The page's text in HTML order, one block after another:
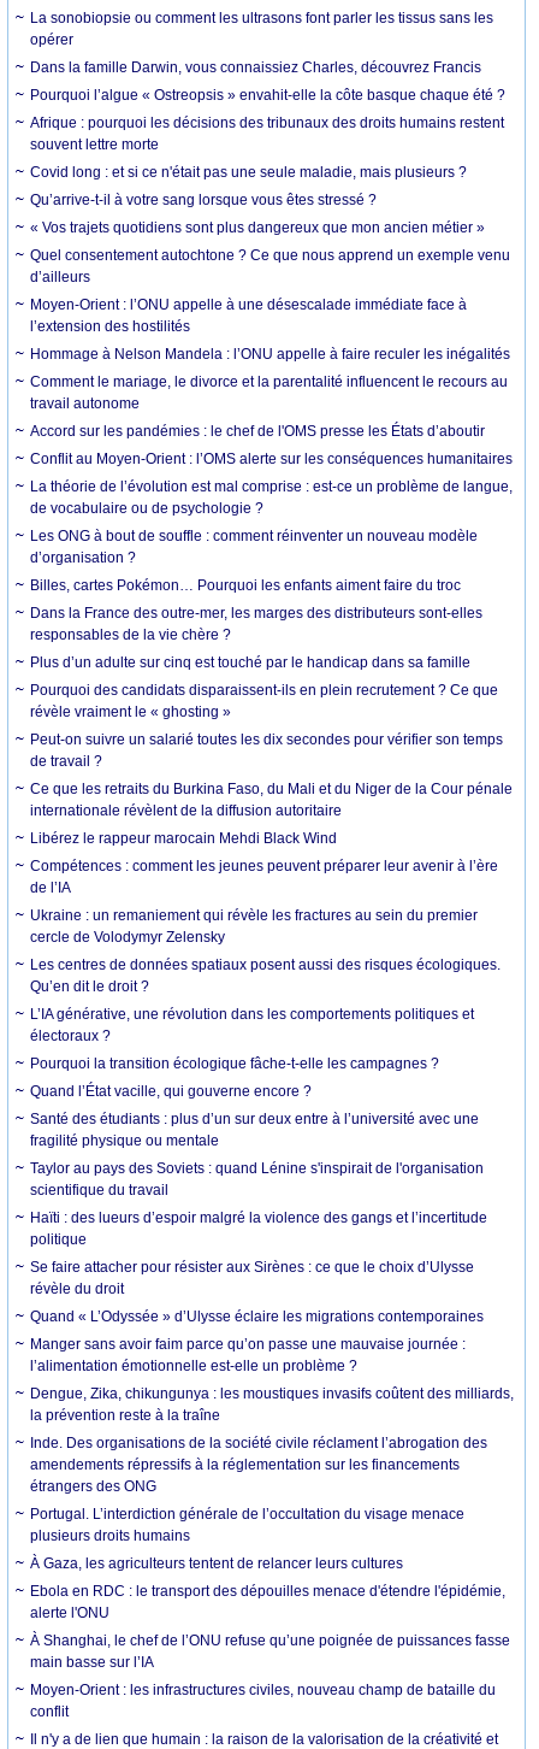
La sonobiopsie ou comment les ultrasons font parler les tissus sans les
opérer
Dans la famille Darwin, vous connaissiez Charles, découvrez Francis
Pourquoi l’algue « Ostreopsis » envahit-elle la côte basque chaque été ?
Afrique : pourquoi les décisions des tribunaux des droits humains restent
souvent lettre morte
Covid long : et si ce n'était pas une seule maladie, mais plusieurs ?
Qu’arrive-t-il à votre sang lorsque vous êtes stressé ?
« Vos trajets quotidiens sont plus dangereux que mon ancien métier »
Quel consentement autochtone ? Ce que nous apprend un exemple venu
d’ailleurs
Moyen-Orient : l’ONU appelle à une désescalade immédiate face à
l’extension des hostilités
Hommage à Nelson Mandela : l’ONU appelle à faire reculer les inégalités
Comment le mariage, le divorce et la parentalité influencent le recours au
travail autonome
Accord sur les pandémies : le chef de l'OMS presse les États d’aboutir
Conflit au Moyen-Orient : l’OMS alerte sur les conséquences humanitaires
La théorie de l’évolution est mal comprise : est-ce un problème de langue,
de vocabulaire ou de psychologie ?
Les ONG à bout de souffle : comment réinventer un nouveau modèle
d’organisation ?
Billes, cartes Pokémon… Pourquoi les enfants aiment faire du troc
Dans la France des outre-mer, les marges des distributeurs sont-elles
responsables de la vie chère ?
Plus d’un adulte sur cinq est touché par le handicap dans sa famille
Pourquoi des candidats disparaissent-ils en plein recrutement ? Ce que
révèle vraiment le « ghosting »
Peut-on suivre un salarié toutes les dix secondes pour vérifier son temps
de travail ?
Ce que les retraits du Burkina Faso, du Mali et du Niger de la Cour pénale
internationale révèlent de la diffusion autoritaire
Libérez le rappeur marocain Mehdi Black Wind
Compétences : comment les jeunes peuvent préparer leur avenir à l’ère
de l’IA
Ukraine : un remaniement qui révèle les fractures au sein du premier
cercle de Volodymyr Zelensky
Les centres de données spatiaux posent aussi des risques écologiques.
Qu’en dit le droit ?
L’IA générative, une révolution dans les comportements politiques et
électoraux ?
Pourquoi la transition écologique fâche-t-elle les campagnes ?
Quand l’État vacille, qui gouverne encore ?
Santé des étudiants : plus d’un sur deux entre à l’université avec une
fragilité physique ou mentale
Taylor au pays des Soviets : quand Lénine s'inspirait de l'organisation
scientifique du travail
Haïti : des lueurs d’espoir malgré la violence des gangs et l’incertitude
politique
Se faire attacher pour résister aux Sirènes : ce que le choix d’Ulysse
révèle du droit
Quand « L’Odyssée » d’Ulysse éclaire les migrations contemporaines
Manger sans avoir faim parce qu’on passe une mauvaise journée :
l’alimentation émotionnelle est-elle un problème ?
Dengue, Zika, chikungunya : les moustiques invasifs coûtent des milliards,
la prévention reste à la traîne
Inde. Des organisations de la société civile réclament l’abrogation des
amendements répressifs à la réglementation sur les financements
étrangers des ONG
Portugal. L’interdiction générale de l’occultation du visage menace
plusieurs droits humains
À Gaza, les agriculteurs tentent de relancer leurs cultures
Ebola en RDC : le transport des dépouilles menace d'étendre l'épidémie,
alerte l'ONU
À Shanghai, le chef de l’ONU refuse qu’une poignée de puissances fasse
main basse sur l’IA
Moyen-Orient : les infrastructures civiles, nouveau champ de bataille du
conflit
Il n'y a de lien que humain : la raison de la valorisation de la créativité et